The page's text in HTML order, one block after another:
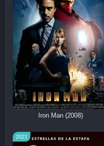
Iron Man (2008)
2021